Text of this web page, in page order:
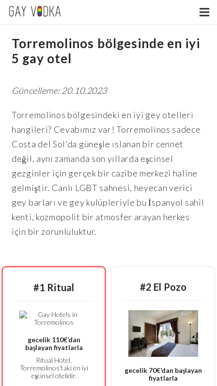
Torremolinos bölgesinde en iyi
5 gay otel
Güncelleme: 20.10.2023
Torremolinos bölgesindeki en iyi gey otelleri
hangileri? Cevabımız var! Torremolinos sadece
Costa del Sol’da güneşle ıslanan bir cennet
değil, aynı zamanda son yıllarda eşcinsel
gezginler için gerçek bir cazibe merkezi haline
gelmiştir. Canlı LGBT sahnesi, heyecan verici
gey barları ve gey kulüpleriyle bu İspanyol sahil
kenti, kozmopolit bir atmosfer arayan herkes
için bir zorunluluktur.
#1 Ritual
gecelik 110€’dan
başlayan fiyatlarla
Ritual Hotel,
Torremolinos’taki en iyi
eşcinsel otelidir.
#2 El Pozo
gecelik 70€’dan başlayan
fiyatlarla